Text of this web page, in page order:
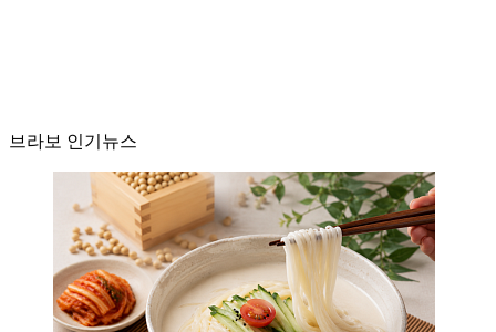
브라보 인기뉴스